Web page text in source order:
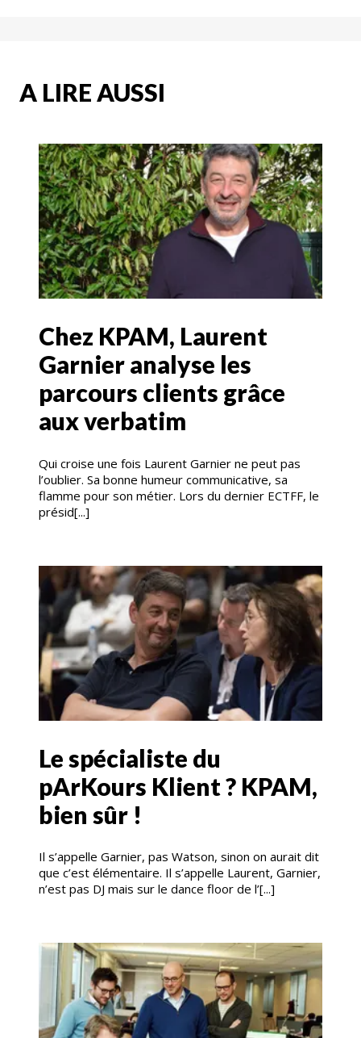
A LIRE AUSSI
Chez KPAM, Laurent
Garnier analyse les
parcours clients grâce
aux verbatim
Qui croise une fois Laurent Garnier ne peut pas
l’oublier. Sa bonne humeur communicative, sa
flamme pour son métier. Lors du dernier ECTFF, le
présid[...]
Le spécialiste du
pArKours Klient ? KPAM,
bien sûr !
Il s’appelle Garnier, pas Watson, sinon on aurait dit
que c’est élémentaire. Il s’appelle Laurent, Garnier,
n’est pas DJ mais sur le dance floor de l’[...]